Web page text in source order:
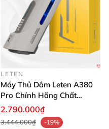
LETEN
Máy Thủ Dâm Leten A380
Pro Chính Hãng Chất
Lượng Cao
2.790.000₫
3.444.000₫
-19%